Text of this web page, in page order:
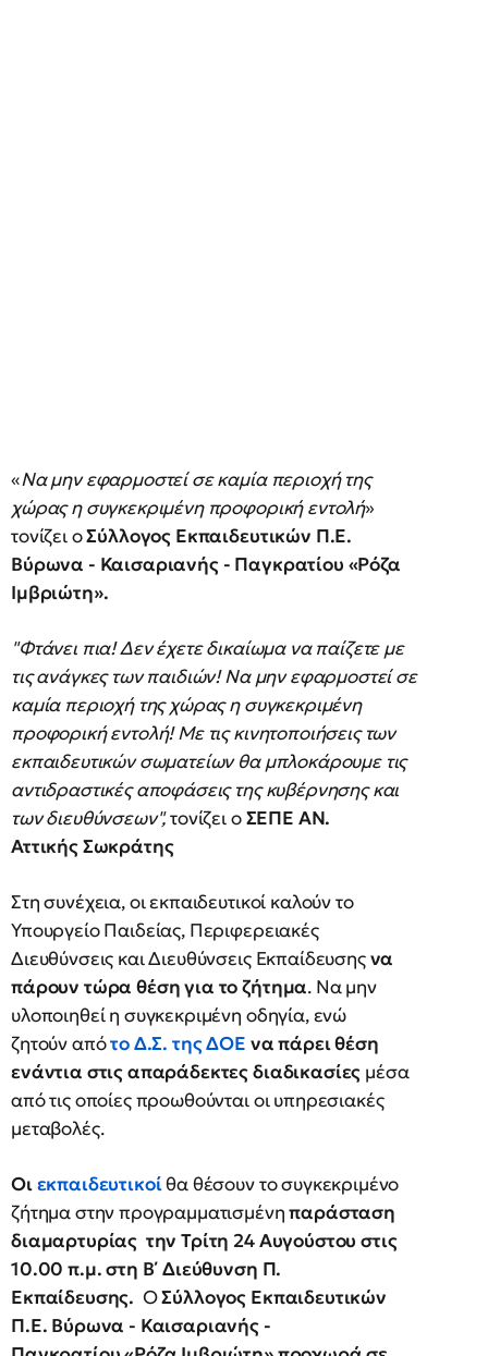
«Να μην εφαρμοστεί σε καμία περιοχή της
χώρας η συγκεκριμένη προφορική εντολή»
τονίζει οΣύλλογος Εκπαιδευτικών Π.Ε.
Βύρωνα - Καισαριανής - Παγκρατίου «Ρόζα
Ιμβριώτη».
"Φτάνει πια! Δεν έχετε δικαίωμα να παίζετε με
τις ανάγκες των παιδιών! Να μην εφαρμοστεί σε
καμία περιοχή της χώρας η συγκεκριμένη
προφορική εντολή! Με τις κινητοποιήσεις των
εκπαιδευτικών σωματείων θα μπλοκάρουμε τις
αντιδραστικές αποφάσεις της κυβέρνησης και
των διευθύνσεων",τονίζει οΣΕΠΕ ΑΝ.
Αττικής Σωκράτης
Στη συνέχεια, οι εκπαιδευτικοί καλούν το
Υπουργείο Παιδείας, Περιφερειακές
Διευθύνσεις και Διευθύνσεις Εκπαίδευσηςνα
πάρουν τώρα θέση για το ζήτημα. Να μην
υλοποιηθεί η συγκεκριμένη οδηγία, ενώ
ζητούν απότο Δ.Σ. της ΔΟΕ να πάρει θέση
ενάντια στις απαράδεκτες διαδικασίες μέσα
από τις οποίες προωθούνται οι υπηρεσιακές
μεταβολές.
Οιεκπαιδευτικοίθα θέσουν το συγκεκριμένο
ζήτημα στην προγραμματισμένηπαράσταση
διαμαρτυρίας την Τρίτη 24 Αυγούστου στις
10.00 π.μ. στη Β΄ Διεύθυνση Π.
Εκπαίδευσης. ΟΣύλλογος Εκπαιδευτικών
Π.Ε. Βύρωνα - Καισαριανής -